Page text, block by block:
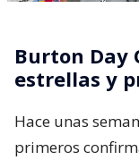
Burton Day
estrellas y
Hace unas
primeros